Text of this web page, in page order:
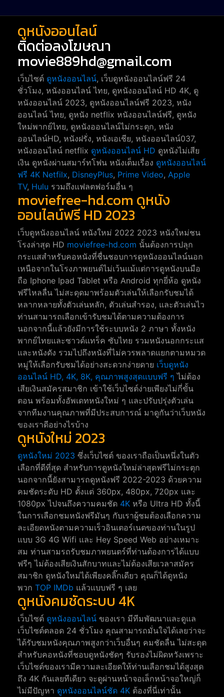
ดูหนังออนไลน์
ติดต่อลงโฆษณา
movie889hd@gmail.com
เว็บไซต์ ดูหนังออนไลน์, เว็บดูหนังออนไลน์ฟรี 24
ชั่วโมง, หนังออนไลน์ ไทย, ดูหนังออนไลน์ HD 4K, ดู
หนังออนไลน์ 2023, ดูหนังออนไลน์ฟรี 2023, หนัง
ออนไลน์ ไทย, ดูหนัง netflix หนังออนไลน์ฟรี, ดูหนัง
ใหม่พากย์ไทย, ดูหนังออนไลน์ไม่กระตุก, หนัง
ออนไลน์HD, หนังฝรั่ง, หนังเอเชีย, หนังออนไลน์037,
หนังออนไลน์ netflix ดูหนังออนไลน์ HD ดูหนังไม่เสีย
เงิน ดูหนังผ่านสมาร์ทโฟน หนังเต็มเรื่อง ดูหนังออนไลน์
ฟรี 4K Netfilx, DisneyPlus, Prime Video, Apple
TV, Hulu รวมถึงแฟลตฟอร์มอื่น ๆ
moviefree-hd.com ดูหนัง
ออนไลน์ฟรี HD 2023
เว็บดูหนังออนไลน์ หนังใหม่ 2022 2023 หนังใหม่ชน
โรงล่าสุด HD moviefree-hd.com นั้นต้องการปลุก
กระแสสำหรับคอหนังที่ชื่นชอบการดูหนังออนไลน์นอก
เหนือจากในโรงภาพยนต์ไม่เว้นแม้แต่การดูหนังบนมือ
ถือ Iphone Ipad Tablet หรือ Android ทุกยี่ห้อ ดูหนัง
ฟรีไหลลื่น ไม่สะดุดมาพร้อมตัวเล่นให้เลือกรับชมได้
หลากหลายทั้งตัวเล่นหลัก, ตัวเล่นสำรอง, และตัวเล่นไว
ท่านสามารถเลือกเข้ารับชมได้ตามความต้องการ
นอกจากนี้แล้วยังมีการใช้ระบบหนัง 2 ภาษา ทั้งหนัง
พากย์ไทยและซาวด์แทร็ค ซับไทย รวมหนังนอกกระแส
และหนังดัง รวมไปถึงหนังที่ไม่ควรพลาดแยกตามหมวด
หมู่ให้เลือกรับชมได้อย่างสะดวกง่ายดาย เว็บดูหนัง
ออนไลน์ HD, 4K, 8K, คุณภาพสูงสุดแบบฟรี ๆ ไม่ต้อง
เสียเงินสมัครสมาชิก เข้าใช้เว็บไซต์ง่ายเพียงไม่กี่ขั้น
ตอน พร้อมทั้งอัพเดทหนังใหม่ ๆ และปรับปรุ่งตัวเล่น
จากทีมงานคุณภาพที่มีประสบการณ์ มาดูกันว่าเว็บหนัง
ของเราดีอย่างไรบ้าง
ดูหนังใหม่ 2023
ดูหนังใหม่ 2023 ซึ่งเว็บไซต์ ของเราถือเป็นหนึ่งในตัว
เลือกที่ดีที่สุด สำหรับการดูหนังใหม่ล่าสุดฟรีไม่กระตุก
นอกจากนี้ยังสามารถดูหนังฟรี 2022-2023 ด้วยความ
คมชัดระดับ HD ตั้งแต่ 360px, 480px, 720px และ
1080px ไปจนถึงความคมชัด 4K หรือ Ultra HD ทั้งนี้
ในการเลือกชมหนังฟรีมันๆ กับเราผู้ชมต้องเลือกความ
ละเอียดหนังตามความเร็วอินเตอร์เนตของท่านในรูป
แบบ 3G 4G Wifi และ Hey Speed Web อย่างเหมาะ
สม ท่านสามรถรับชมภาพยนตร์ที่ท่านต้องการได้แบบ
ฟรีๆ ไม่ต้องเสียเงินสักบาทและไม่ต้องเสียเวลาสมัคร
สมาชิก ดูหนังใหม่ได้เพียงคลิ๊กเดียว คุณก็ได้ดูหนัง
พวก TOP IMDb แล้วแบบฟรี ๆ เลย
ดูหนังคมชัดระบบ 4K
เว็บไซต์ ดูหนังออนไลน์ ของเรา มีทีมพัฒนาและดูแล
เว็บไซต์ตลอด 24 ชั่วโมง คุณสามารถมั่นใจได้เลยว่าจะ
ได้รับชมหนังคุณภาพสูงกว่าเว็บอื่นๆ คมชัดลื่น ไม่สะดุด
สำหรับคอหนังที่ชอบดูหนังชัดๆ รับรองไม่ผิดหวังเพราะ
เว็บไซต์ของเรามีความละเอียดให้ท่านเลือกชมได้สูงสุด
ถึง 4K กันเลยทีเดียว จะดูผ่านหน้าจอเล็กหน้าจอใหญ่ก็
ไม่มีปัญหา ดูหนังออนไลน์ชัด 4K ต้องที่นี่เท่านั้น